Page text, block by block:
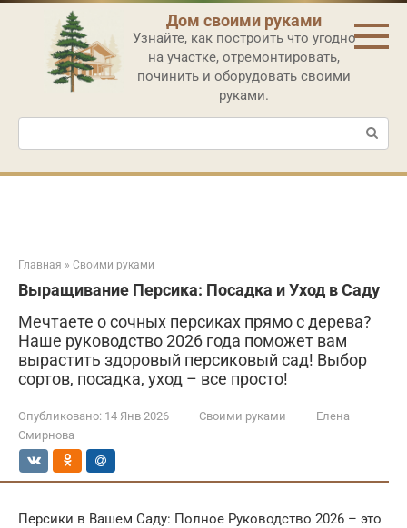
Перейти
контенту
Дом своими руками
Узнайте, как построить что угодно
на участке, отремонтировать,
починить и оборудовать своими
руками.
Поиск:
Главная » Своими руками
Выращивание Персика: Посадка и Уход в Саду
Мечтаете о сочных персиках прямо с дерева?
Наше руководство 2026 года поможет вам
вырастить здоровый персиковый сад! Выбор
сортов, посадка, уход – все просто!
Опубликовано: 14 Янв 2026 Своими руками
Елена
Смирнова
Персики в Вашем Саду: Полное Руководство 2026 – это